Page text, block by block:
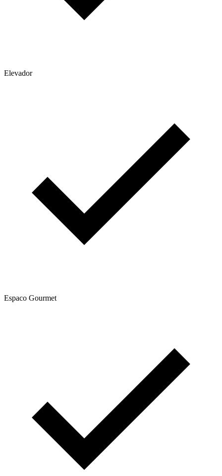
Elevador
Espaco Gourmet